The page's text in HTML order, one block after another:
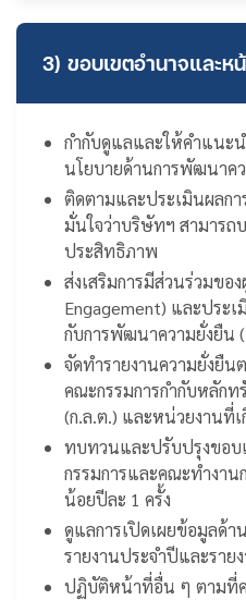
3) ขอบเขตอำนาจและห
กำกับดูแลและให้คำแนะ
นโยบายด้านการพัฒนาคว
ติดตามและประเมินผลกา
มั่นใจว่าบริษัทฯ สามารถ
ประสิทธิภาพ
ส่งเสริมการมีส่วนร่วมขอ
Engagement) และประ
กับการพัฒนาความยั่งยืน
จัดทำรายงานความยั่งยื
คณะกรรมการกำกับหลัก
(ก.ล.ต.) และหน่วยงานที่เ
ทบทวนและปรับปรุงขอบ
กรรมการและคณะทำงา
น้อยปีละ 1 ครั้ง
ดูแลการเปิดเผยข้อมูลด้
รายงานประจำปีและรา
ปฏิบัติหน้าที่อื่น ๆ ตามที่